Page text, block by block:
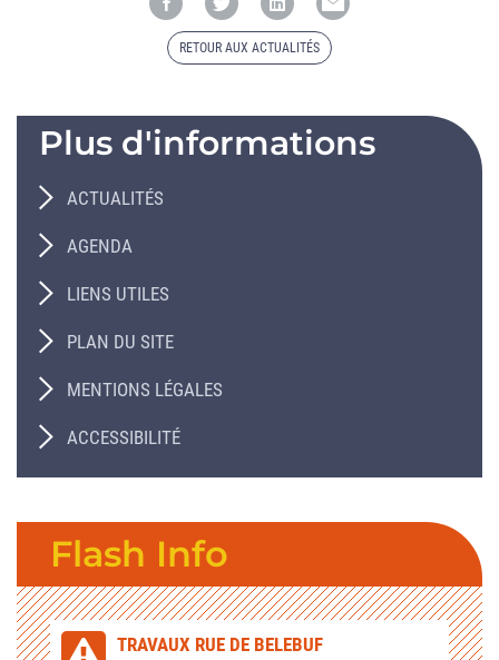
RETOUR AUX ACTUALITÉS
Plus d'informations
ACTUALITÉS
AGENDA
LIENS UTILES
PLAN DU SITE
MENTIONS LÉGALES
ACCESSIBILITÉ
Flash Info
TRAVAUX RUE DE BELEBUF